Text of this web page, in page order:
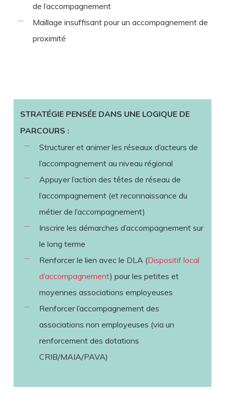
de l’accompagnement
Maillage insuffisant pour un accompagnement de
proximité
STRATÉGIE PENSÉE DANS UNE LOGIQUE DE
PARCOURS :
Structurer et animer les réseaux d’acteurs de
l’accompagnement au niveau régional
Appuyer l’action des têtes de réseau de
l’accompagnement (et reconnaissance du
métier de l’accompagnement)
Inscrire les démarches d’accompagnement sur
le long terme
Renforcer le lien avec le DLA (Dispositif local
d’accompagnement) pour les petites et
moyennes associations employeuses
Renforcer l’accompagnement des
associations non employeuses (via un
renforcement des dotations
CRIB/MAIA/PAVA)